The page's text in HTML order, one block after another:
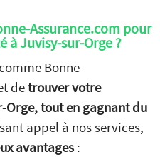
Assurance.com pour
à Juvisy-sur-Orge ?
Bonne-
detrouver votre
Orge, tout en gagnant du
appel à nos services,
avantages :